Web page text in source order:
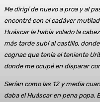
Me dirigí de nuevo a proa y al
encontré con el cadáver
Huáscar le había volado la
más tarde subí al castillo,
cognac que tenía el teniente
donde me ocupé en disparar
Serían como las 12 y media
daba el Huáscar en pena popa.